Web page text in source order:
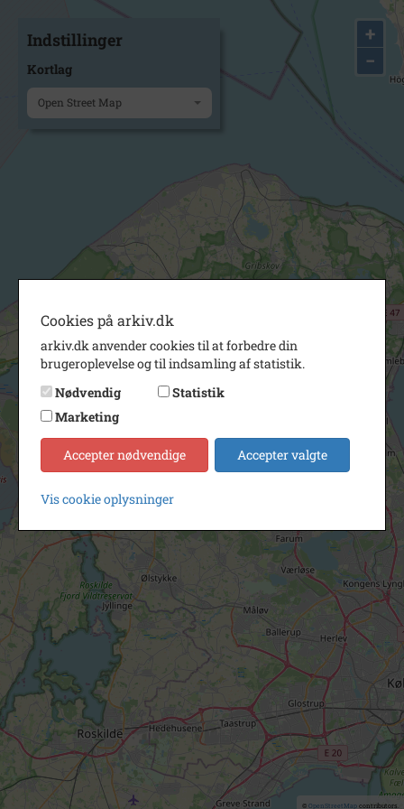
+
−
© OpenStreetMapcontributors.
Indstillinger
Kortlag
Open Street Map
Cookies på arkiv.dk
arkiv.dk anvender cookies til at forbedre din
brugeroplevelse og til indsamling af statistik.
Nødvendig
Statistik
Marketing
Accepter nødvendige Accepter valgte
Vis cookie oplysninger